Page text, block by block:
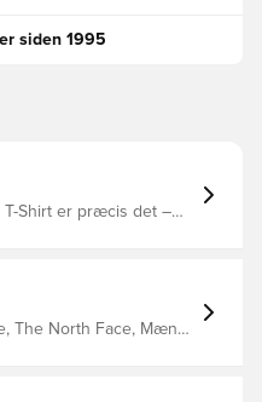
siden 1995
T-Shirt er præcis det –
- Single.
The North Face, Mænd,